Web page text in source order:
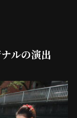
ルの演出